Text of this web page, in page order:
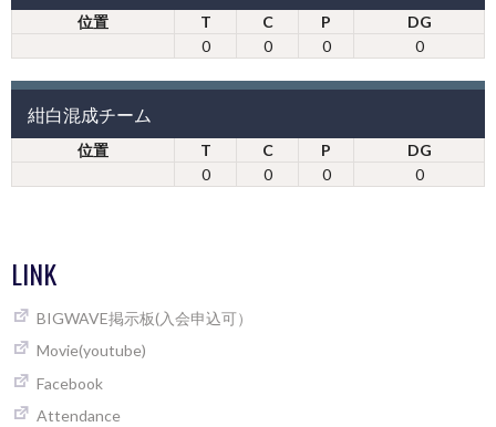
位置 T C P
DG
0
0 0 0
紺白混成チーム
位置 T C P
DG
0
0 0 0
LINK
BIGWAVE掲示板(入会申込可）
Movie(youtube)
Facebook
Attendance